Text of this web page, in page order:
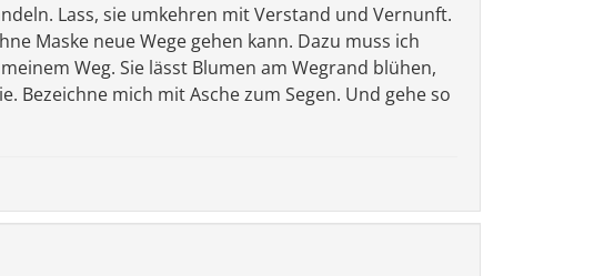
Lass, sie umkehren mit Verstand und Vernunft.
Maske neue Wege gehen kann. Dazu muss ich
Weg. Sie lässt Blumen am Wegrand blühen,
Bezeichne mich mit Asche zum Segen. Und gehe so